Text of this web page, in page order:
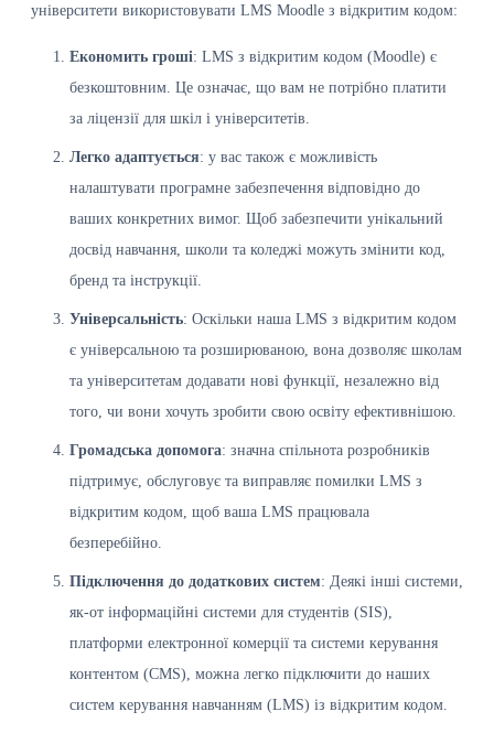
університети використовувати LMS Moodle з відкритим кодом:
Економить гроші: LMS з відкритим кодом (Moodle) є
безкоштовним. Це означає, що вам не потрібно платити
за ліцензії для шкіл і університетів.
Легко адаптується: у вас також є можливість
налаштувати програмне забезпечення відповідно до
ваших конкретних вимог. Щоб забезпечити унікальний
досвід навчання, школи та коледжі можуть змінити код,
бренд та інструкції.
Універсальність: Оскільки наша LMS з відкритим кодом
є універсальною та розширюваною, вона дозволяє школам
та університетам додавати нові функції, незалежно від
того, чи вони хочуть зробити свою освіту ефективнішою.
Громадська допомога: значна спільнота розробників
підтримує, обслуговує та виправляє помилки LMS з
відкритим кодом, щоб ваша LMS працювала
безперебійно.
Підключення до додаткових систем: Деякі інші системи,
як-от інформаційні системи для студентів (SIS),
платформи електронної комерції та системи керування
контентом (CMS), можна легко підключити до наших
систем керування навчанням (LMS) із відкритим кодом.